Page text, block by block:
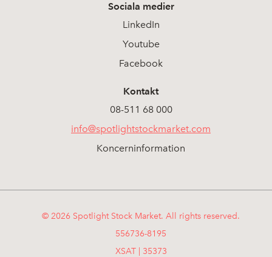
Sociala medier
LinkedIn
Youtube
Facebook
Kontakt
08-511 68 000
info@spotlightstockmarket.com
Koncerninformation
© 2026 Spotlight Stock Market. All rights reserved.
556736-8195
XSAT | 35373